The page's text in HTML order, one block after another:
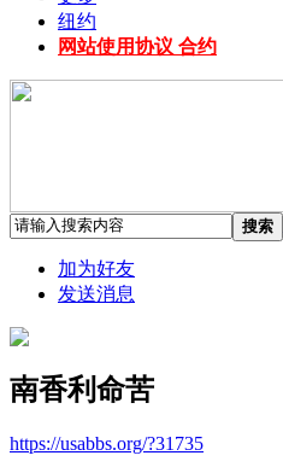
纽约
网站使用协议 合约
搜索
加为好友
发送消息
南香利命苦
https://usabbs.org/?31735